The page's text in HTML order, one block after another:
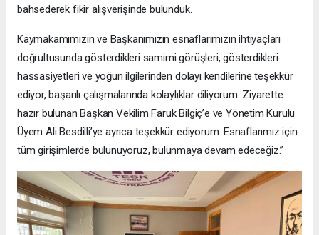
bahsederek fikir alışverişinde bulunduk.
Kaymakamımızın ve Başkanımızın esnaflarımızın ihtiyaçları
doğrultusunda gösterdikleri samimi görüşleri, gösterdikleri
hassasiyetleri ve yoğun ilgilerinden dolayı kendilerine teşekkür
ediyor, başarılı çalışmalarında kolaylıklar diliyorum. Ziyarette
hazır bulunan Başkan Vekilim Faruk Bilgiç’e ve Yönetim Kurulu
Üyem Ali Besdilli’ye ayrıca teşekkür ediyorum. Esnaflarımız için
tüm girişimlerde bulunuyoruz, bulunmaya devam edeceğiz.”